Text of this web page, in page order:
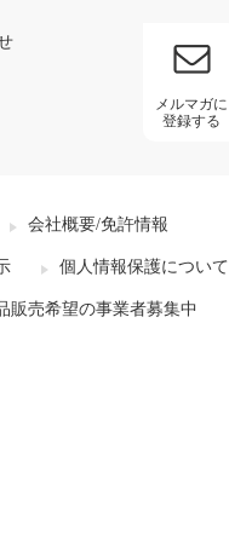
メルマガに
登録する
会社概要/免許情報
個人情報保護について
販売希望の事業者募集中